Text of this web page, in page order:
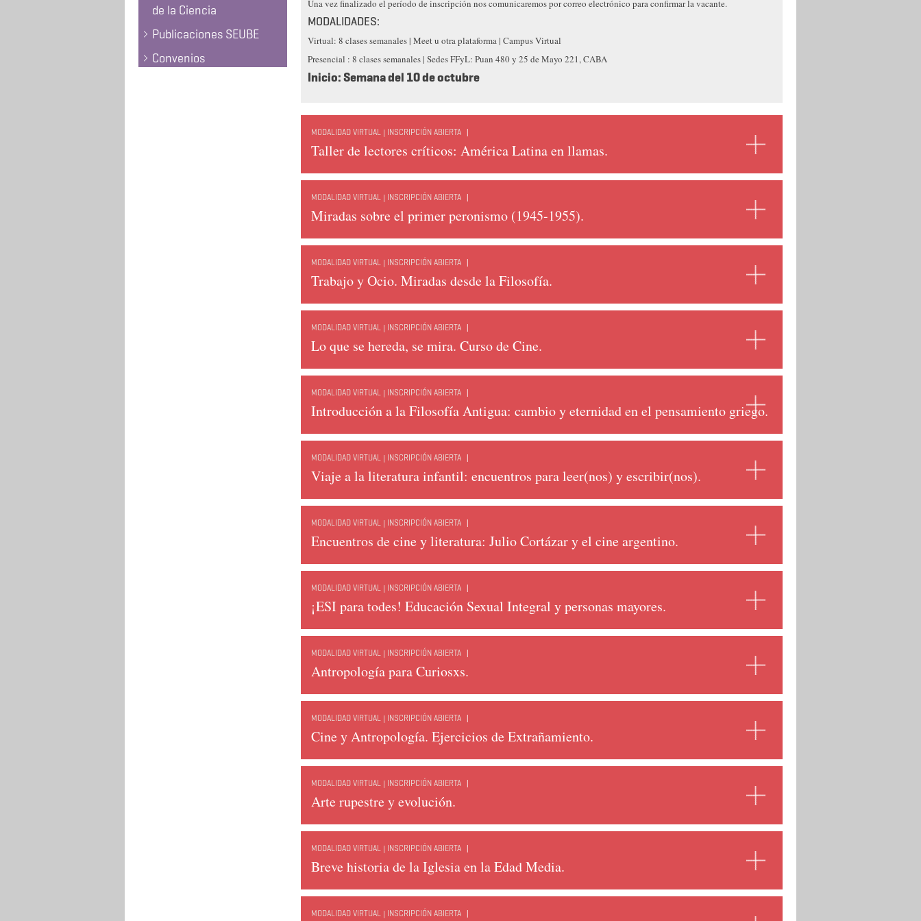
de la Ciencia
Publicaciones SEUBE
Convenios
Una vez finalizado el período de inscripción nos comunicaremos por correo electrónico para confirmar la vacante.
MODALIDADES:
Virtual: 8 clases semanales | Meet u otra plataforma | Campus Virtual
Presencial : 8 clases semanales | Sedes FFyL: Puan 480 y 25 de Mayo 221, CABA
Inicio: Semana del 10 de octubre
MODALIDAD VIRTUAL | INSCRIPCIÓN ABIERTA |
Taller de lectores críticos: América Latina en llamas.
MODALIDAD VIRTUAL | INSCRIPCIÓN ABIERTA |
Miradas sobre el primer peronismo (1945-1955).
MODALIDAD VIRTUAL | INSCRIPCIÓN ABIERTA |
Trabajo y Ocio. Miradas desde la Filosofía.
MODALIDAD VIRTUAL | INSCRIPCIÓN ABIERTA |
Lo que se hereda, se mira. Curso de Cine.
MODALIDAD VIRTUAL | INSCRIPCIÓN ABIERTA |
Introducción a la Filosofía Antigua: cambio y eternidad en el pensamiento griego.
MODALIDAD VIRTUAL | INSCRIPCIÓN ABIERTA |
Viaje a la literatura infantil: encuentros para leer(nos) y escribir(nos).
MODALIDAD VIRTUAL | INSCRIPCIÓN ABIERTA |
Encuentros de cine y literatura: Julio Cortázar y el cine argentino.
MODALIDAD VIRTUAL | INSCRIPCIÓN ABIERTA |
¡ESI para todes! Educación Sexual Integral y personas mayores.
MODALIDAD VIRTUAL | INSCRIPCIÓN ABIERTA |
Antropología para Curiosxs.
MODALIDAD VIRTUAL | INSCRIPCIÓN ABIERTA |
Cine y Antropología. Ejercicios de Extrañamiento.
MODALIDAD VIRTUAL | INSCRIPCIÓN ABIERTA |
Arte rupestre y evolución.
MODALIDAD VIRTUAL | INSCRIPCIÓN ABIERTA |
Breve historia de la Iglesia en la Edad Media.
MODALIDAD VIRTUAL | INSCRIPCIÓN ABIERTA |